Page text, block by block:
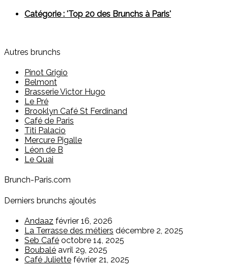
Catégorie : 'Top 20 des Brunchs à Paris'
Autres brunchs
Pinot Grigio
Belmont
Brasserie Victor Hugo
Le Pré
Brooklyn Café St Ferdinand
Café de Paris
Titi Palacio
Mercure Pigalle
Léon de B
Le Quai
Brunch-Paris.com
Derniers brunchs ajoutés
Andaaz février 16, 2026
La Terrasse des métiers décembre 2, 2025
Seb Café octobre 14, 2025
Boubalé avril 29, 2025
Café Juliette février 21, 2025